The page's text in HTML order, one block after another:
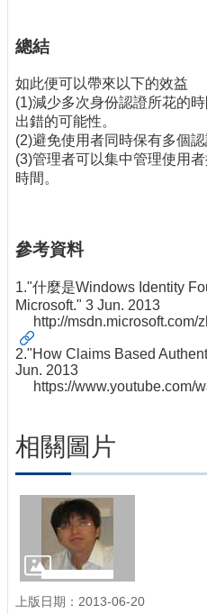
總結
如此便可以帶來以下的效益
(1)減少多次身份認證所花的
出錯的可能性。
(2)避免使用者同時保有多個認
(3)管理者可以集中管理使用
時間。
參考資料
1."什麼是Windows Identity
Microsoft." 3 Jun. 2013
http://
2."How Claims Based
Jun. 2013
https://www.youtube.com/
相關圖片
上版日期：2013-06-20